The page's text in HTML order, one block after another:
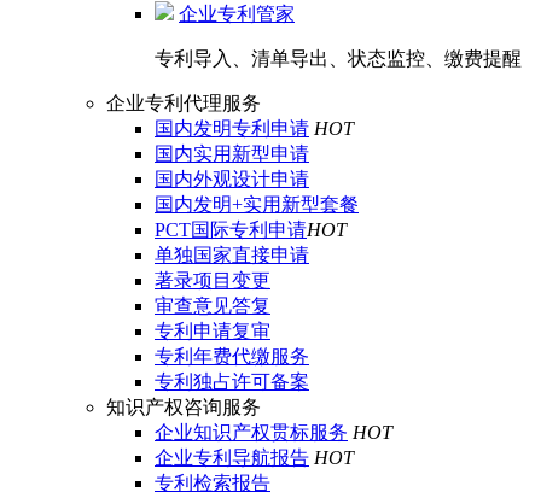
企业专利管家
专利导入、清单导出、状态监控、缴费提醒
企业专利代理服务
国内发明专利申请 HOT
国内实用新型申请
国内外观设计申请
国内发明+实用新型套餐
PCT国际专利申请HOT
单独国家直接申请
著录项目变更
审查意见答复
专利申请复审
专利年费代缴服务
专利独占许可备案
知识产权咨询服务
企业知识产权贯标服务 HOT
企业专利导航报告 HOT
专利检索报告